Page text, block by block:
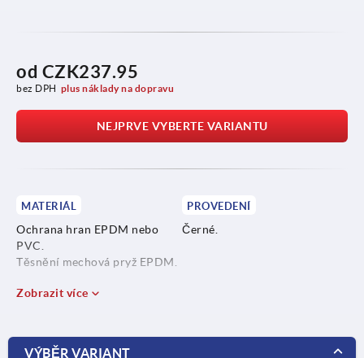
od CZK237.95
bez DPH plus náklady na dopravu
NEJPRVE VYBERTE VARIANTU
MATERIÁL
Ochrana hran EPDM nebo
PVC.
Těsnění mechová pryž EPDM.
PROVEDENÍ
Černé.
Zobrazit více
VÝBĚR VARIANT